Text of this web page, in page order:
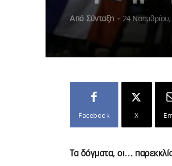
Από Σύνταξη - 24 Νοεμβρίου,
Facebook X
Τα δόγματα, οι…